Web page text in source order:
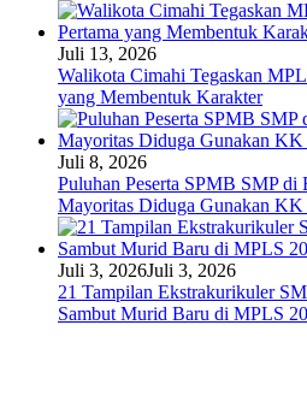
Juli 13, 2026
Walikota Cimahi Tegaskan
yang Membentuk Karakter
Juli 8, 2026
Puluhan Peserta SPMB SMP
Mayoritas Diduga Gunakan KK
Juli 3, 2026Juli 3, 2026
21 Tampilan Ekstrakurikuler
Sambut Murid Baru di MPLS